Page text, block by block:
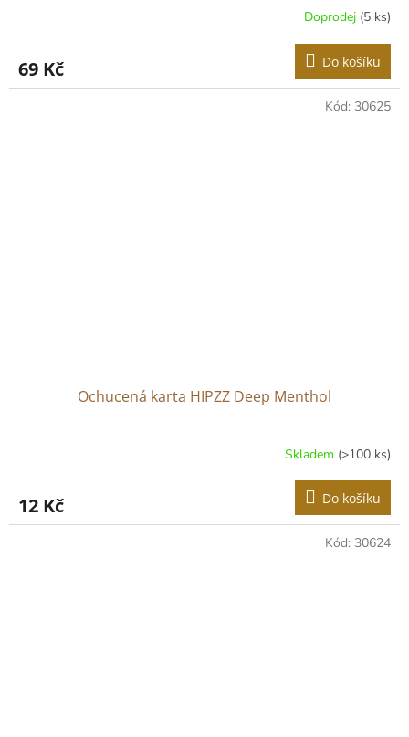
Doprodej (5 ks)
69 Kč Do košíku
Ochucená karta HIPZZ Deep Menthol
Skladem (>100 ks)
12 Kč Do košíku
Kód: 30625
Kód: 30624